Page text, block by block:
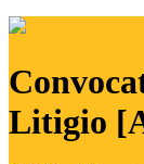
Litigio